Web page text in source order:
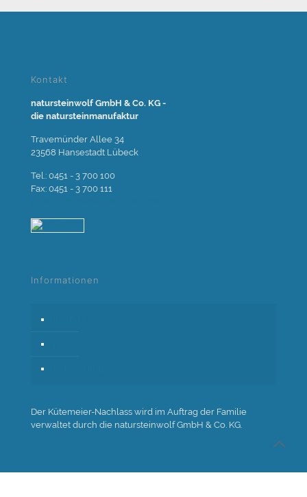
Kontakt
natursteinwolf GmbH & Co. KG -
die natursteinmanufaktur
Travemünder Allee 34
23568 Hansestadt Lübeck
Tel.: 0451 - 3 700 100
Fax: 0451 - 3 700 111
Informationen
Der Kütemeier-Nachlass wird im Auftrag der Familie
verwaltet durch die natursteinwolf GmbH & Co. KG.